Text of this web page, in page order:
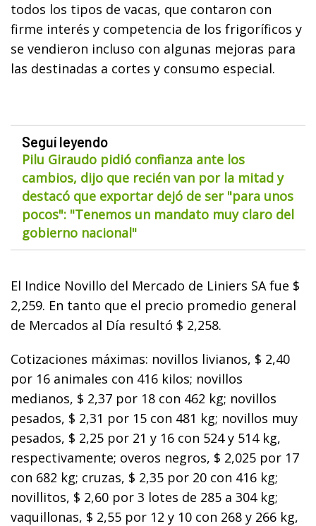
todos los tipos de vacas, que contaron con
firme interés y competencia de los frigoríficos y
se vendieron incluso con algunas mejoras para
las destinadas a cortes y consumo especial.
Seguí leyendo
Pilu Giraudo pidió confianza ante los
cambios, dijo que recién van por la mitad y
destacó que exportar dejó de ser "para unos
pocos": "Tenemos un mandato muy claro del
gobierno nacional"
El Indice Novillo del Mercado de Liniers SA fue $
2,259. En tanto que el precio promedio general
de Mercados al Día resultó $ 2,258.
Cotizaciones máximas: novillos livianos, $ 2,40
por 16 animales con 416 kilos; novillos
medianos, $ 2,37 por 18 con 462 kg; novillos
pesados, $ 2,31 por 15 con 481 kg; novillos muy
pesados, $ 2,25 por 21 y 16 con 524 y 514 kg,
respectivamente; overos negros, $ 2,025 por 17
con 682 kg; cruzas, $ 2,35 por 20 con 416 kg;
novillitos, $ 2,60 por 3 lotes de 285 a 304 kg;
vaquillonas, $ 2,55 por 12 y 10 con 268 y 266 kg,